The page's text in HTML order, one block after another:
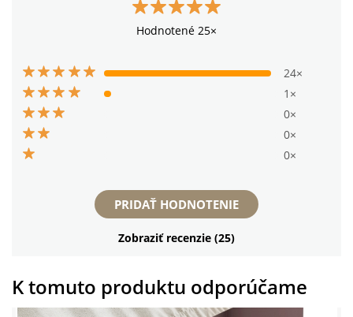
Hodnotené 25×
24×
1×
0×
0×
0×
PRIDAŤ HODNOTENIE
Zobraziť recenzie (25)
K tomuto produktu odporúčame